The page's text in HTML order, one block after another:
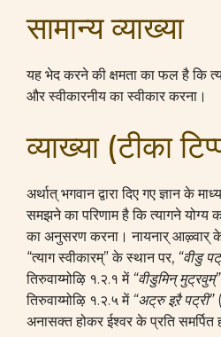
सामान्य व्याख्या
यह भेद करने की क्षमता का फल है कि
और स्वीकारनीय का स्वीकार करना।
व्याख्या (टीका
अर्थात् भगवान द्वारा दिए गए ज्ञान के
समझने का परिणाम है कि त्यागने योग्य
का अनुसरण करना। नायनार् आऴ्वार् के
“त्याग स्वीकारम्” के स्थान पर, “वीडु
तिरुवाय्मोऴि १.२.१ में “वीडुमिन् मुट्रवुम्”
तिरुवाय्मोऴि १.२.५ में “अट्रु इऱै पट्री”
अनासक्त होकर ईश्वर के प्रति समर्पित